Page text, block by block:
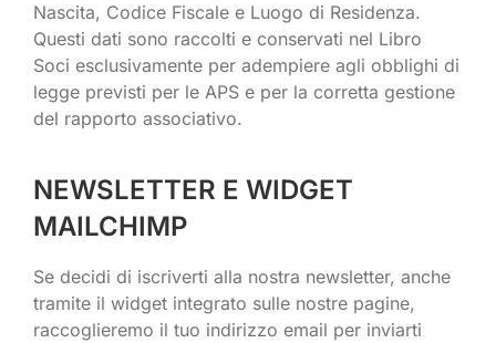
Nascita, Codice Fiscale e Luogo di Residenza.
Questi dati sono raccolti e conservati nel Libro
Soci esclusivamente per adempiere agli obblighi di
legge previsti per le APS e per la corretta gestione
del rapporto associativo.
NEWSLETTER E WIDGET
MAILCHIMP
Se decidi di iscriverti alla nostra newsletter, anche
tramite il widget integrato sulle nostre pagine,
raccoglieremo il tuo indirizzo email per inviarti